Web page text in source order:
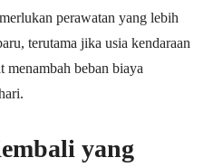
perawatan yang lebih
terutama jika usia kendaraan
menambah beban biaya
yang